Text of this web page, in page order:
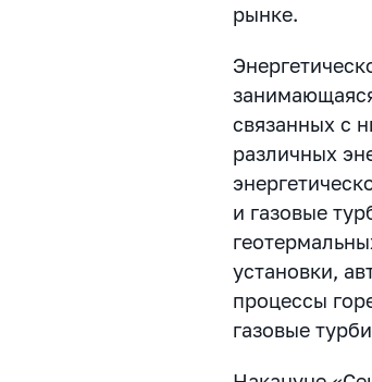
рынке.
связанных с
различных
и газовые
установки,
процессы
газовые